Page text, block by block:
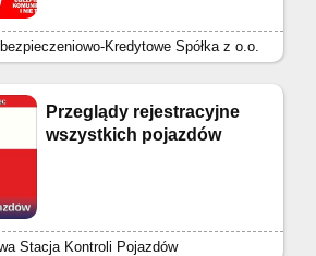
Kredytowe Spółka z o.o.
Przeglądy rejestracyjne
wszystkich pojazdów
Stacja Kontroli Pojazdów